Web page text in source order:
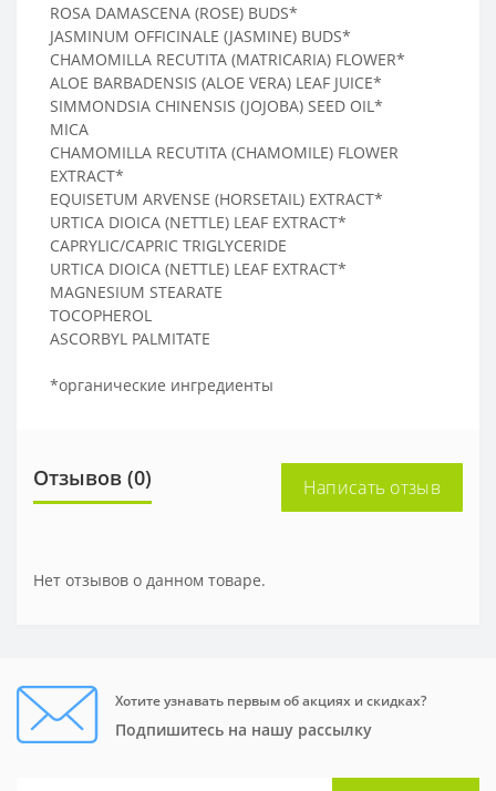
ROSA DAMASCENA (ROSE) BUDS*
JASMINUM OFFICINALE (JASMINE) BUDS*
CHAMOMILLA RECUTITA (MATRICARIA) FLOWER*
ALOE BARBADENSIS (ALOE VERA) LEAF JUICE*
SIMMONDSIA CHINENSIS (JOJOBA) SEED OIL*
MICA
CHAMOMILLA RECUTITA (CHAMOMILE) FLOWER
EXTRACT*
EQUISETUM ARVENSE (HORSETAIL) EXTRACT*
URTICA DIOICA (NETTLE) LEAF EXTRACT*
CAPRYLIC/CAPRIC TRIGLYCERIDE
URTICA DIOICA (NETTLE) LEAF EXTRACT*
MAGNESIUM STEARATE
TOCOPHEROL
ASCORBYL PALMITATE
*органические ингредиенты
Отзывов (0) Написать отзыв
Нет отзывов о данном товаре.
Хотите узнавать первым об акциях и скидках?
Подпишитесь на нашу рассылку